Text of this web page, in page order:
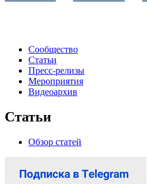
Сообщество
Статьи
Пресс-релизы
Мероприятия
Видеоархив
Статьи
Обзор статей